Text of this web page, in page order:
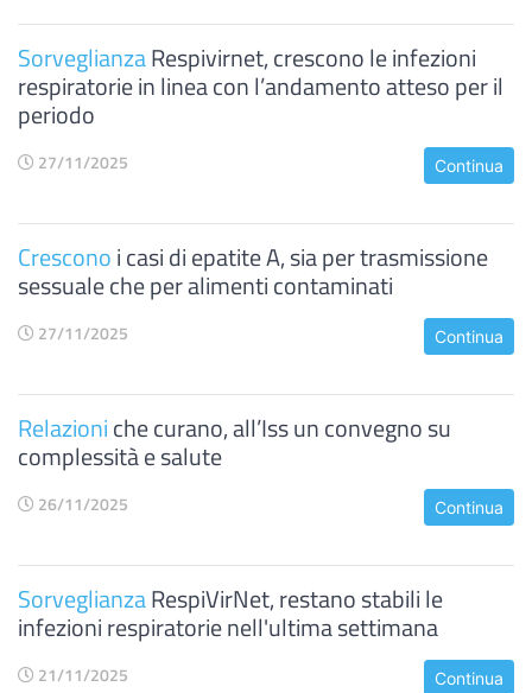
SorveglianzaRespivirnet, crescono le infezioni
respiratorie in linea con l’andamento atteso per il
periodo
27/11/2025 Continua
Cresconoi casi di epatite A, sia per trasmissione
sessuale che per alimenti contaminati
27/11/2025 Continua
Relazioniche curano, all’Iss un convegno su
complessità e salute
26/11/2025 Continua
SorveglianzaRespiVirNet, restano stabili le
infezioni respiratorie nell'ultima settimana
21/11/2025 Continua